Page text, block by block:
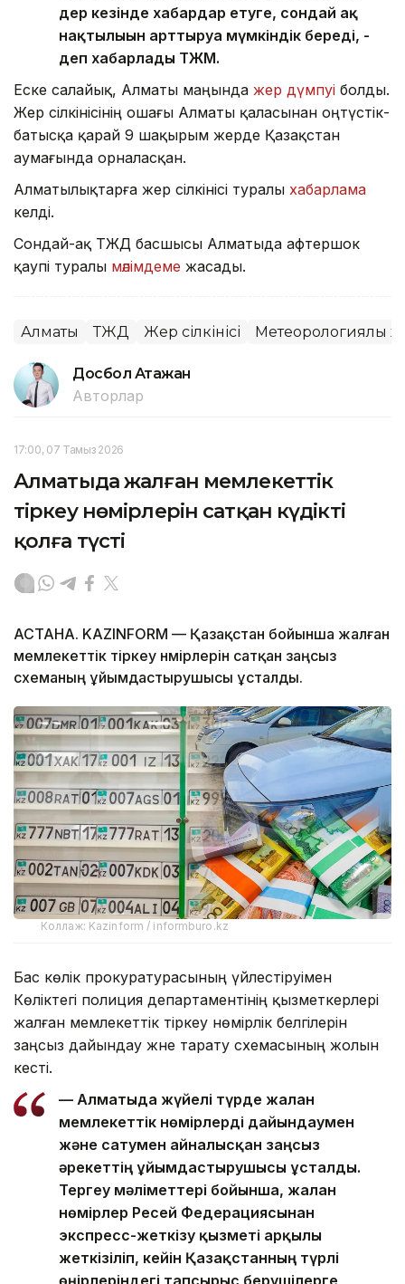
дер кезінде хабардар етуге, сондай ақ
нақтылығын арттыруға мүмкіндік береді, -
деп хабарлады ТЖМ.
Еске салайық, Алматы маңында жер дүмпуі болды.
Жер сілкінісінің ошағы Алматы қаласынан оңтүстік-
батысқа қарай 9 шақырым жерде Қазақстан
аумағында орналасқан.
Алматылықтарға жер сілкінісі туралы хабарлама
келді.
Сондай-ақ ТЖД басшысы Алматыда афтершок
қаупі туралы мәлімдеме жасады.
Алматы ТЖД Жер сілкінісі Метеорологиялық
Досбол Атажан
Авторлар
17:00, 07 Тамыз 2026
Алматыда жалған мемлекеттік
тіркеу нөмірлерін сатқан күдікті
қолға түсті
АСТАНА. KAZINFORM — Қазақстан бойынша жалған
мемлекеттік тіркеу нөмірлерін сатқан заңсыз
схеманың ұйымдастырушысы ұсталды.
Коллаж: Kazinform / informburo.kz
Бас көлік прокуратурасының үйлестіруімен
Көліктегі полиция департаментінің қызметкерлері
жалған мемлекеттік тіркеу нөмірлік белгілерін
заңсыз дайындау және тарату схемасының жолын
кесті.
— Алматыда жүйелі түрде жалған
мемлекеттік нөмірлерді дайындаумен
және сатумен айналысқан заңсыз
әрекеттің ұйымдастырушысы ұсталды.
Тергеу мәліметтері бойынша, жалған
нөмірлер Ресей Федерациясынан
экспресс-жеткізу қызметі арқылы
жеткізіліп, кейін Қазақстанның түрлі
өңірлеріндегі тапсырыс берушілерге